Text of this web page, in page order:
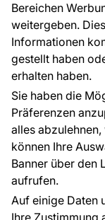
Bereichen
weitergeben.
Informationen
gestellt haben
erhalten haben.
Sie haben die
Präferenzen
alles
können Ihre
Banner über den
aufrufen.
Auf einige Daten
Ihre Zustimmung
Kontakt
Haben Sie
und beraten Sie
+49 781
Zahlungsarten:
Die Zahlungen